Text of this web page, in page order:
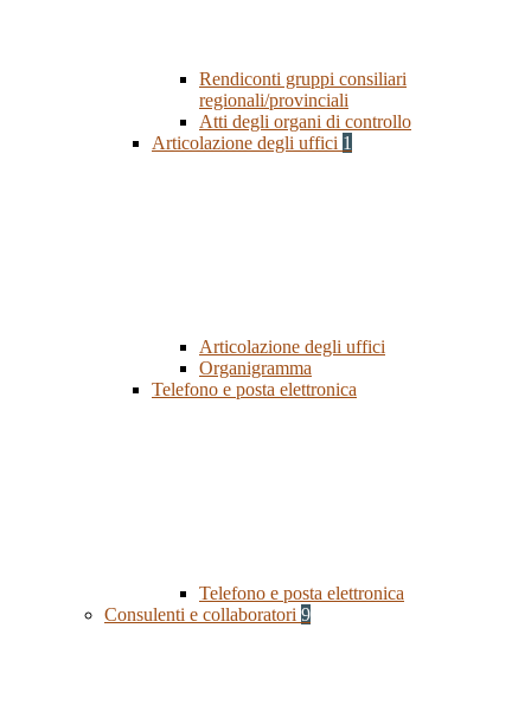
Rendiconti gruppi consiliari
regionali/provinciali
Atti degli organi di controllo
Articolazione degli uffici 1
Articolazione degli uffici
Organigramma
Telefono e posta elettronica
Telefono e posta elettronica
Consulenti e collaboratori 9